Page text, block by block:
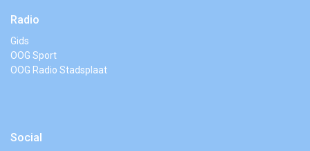
Radio
Gids
OOG Sport
OOG Radio Stadsplaat
Social